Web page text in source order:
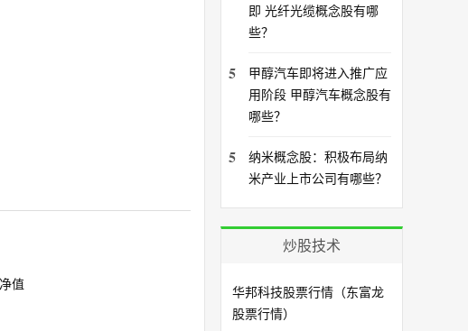
值
即 光纤光缆概念股有哪
些？
5
甲醇汽车即将进入推广应
用阶段 甲醇汽车概念股有
哪些？
5
纳米概念股：积极布局纳
米产业上市公司有哪些？
炒股技术
华邦科技股票行情（东富龙
股票行情）